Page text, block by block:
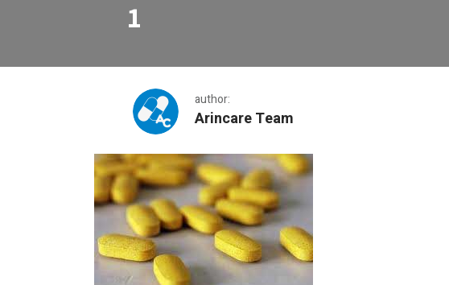
1
author:
Arincare Team
1